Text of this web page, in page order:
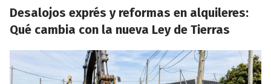
Desalojos exprés y reformas en alquileres:
Qué cambia con la nueva Ley de Tierras